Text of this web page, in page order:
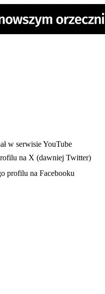
karcie
w serwisie YouTube
na X (dawniej Twitter)
karcie
profilu na Facebooku